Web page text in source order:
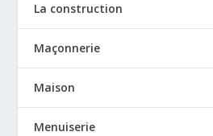
La construction
Maçonnerie
Maison
Menuiserie